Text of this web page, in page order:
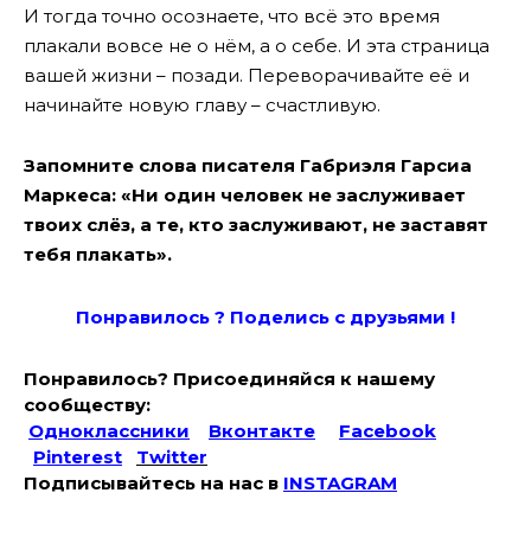
И тогда точно осознаете, что всё это время
плакали вовсе не о нём, а о себе. И эта страница
вашей жизни – позади. Переворачивайте её и
начинайте новую главу – счастливую.
Запомните слова писателя Габриэля Гарсиа
Маркеса: «Ни один человек не заслуживает
твоих слёз, а те, кто заслуживают, не заставят
тебя плакать».
Понравилось ? Поделись с друзьями !
Понравилось? Присоединяйся к нашему
сообществу:
Одноклассники
Вконтакте
Facebook
Pinterest
Twitter
Подписывайтесь на наc в INSTAGRAM